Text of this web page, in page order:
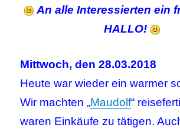
An alle Interessierten ein
HALLO!
Mittwoch, den 28.03.2018
Heute war wieder ein warmer
Wir machten „Maudolf“
waren Einkäufe zu tätigen.